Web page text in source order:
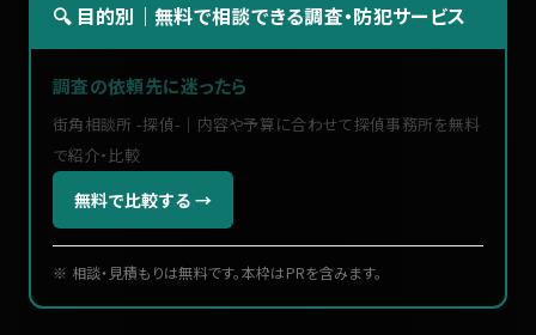
🔍 目的別｜無料で相談できる調査・防犯サービス
調査の依頼先に迷ったら
街角相談所 -探偵-｜内容や予算に合わせて探偵事務所を無料
で紹介・比較
無料で比較する →
※ 相談・見積もりは無料です。本枠はPRを含みます。